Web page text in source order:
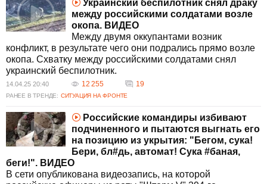
Украинский беспилотник снял драку
между российскими солдатами возле
окопа. ВИДЕО
Между двумя оккупантами возник
конфликт, в результате чего они подрались прямо возле
окопа. Схватку между российскими солдатами снял
украинский беспилотник.
14.04.25 20:40 12 255 19
РАНЕЕ В ТРЕНДЕ: СИТУАЦИЯ НА ФРОНТЕ
Российские командиры избивают
подчиненного и пытаются выгнать его
на позицию из укрытия: "Бегом, сука!
Бери, бл#дь, автомат! Сука #баная,
беги!". ВИДЕО
В сети опубликована видеозапись, на которой